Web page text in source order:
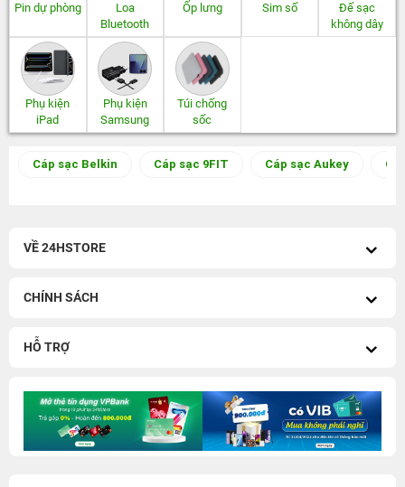
Pin dự phòng
Loa
Bluetooth
Ốp lưng Sim số
Đế sạc
không dây
Phụ kiện
iPad
Phụ kiện
Samsung
Túi chống
sốc
Cáp sạc Belkin Cáp sạc 9FIT Cáp sạc Aukey
VỀ 24HSTORE
CHÍNH SÁCH
HỖ TRỢ